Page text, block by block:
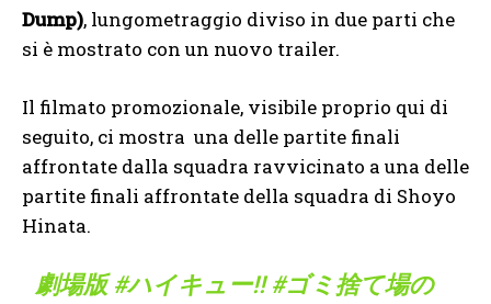
Dump), lungometraggio diviso in due parti che
si è mostrato con un nuovo trailer.
Il filmato promozionale, visibile proprio qui di
seguito, ci mostra una delle partite finali
affrontate dalla squadra ravvicinato a una delle
partite finali affrontate della squadra di Shoyo
Hinata.
劇場版#ハイキュー!!#ゴミ捨て場の